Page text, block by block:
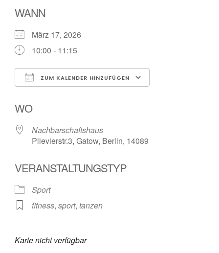
WANN
März 17, 2026
10:00 - 11:15
ZUM KALENDER HINZUFÜGEN
WO
Nachbarschaftshaus
Plievierstr.3, Gatow, Berlin, 14089
VERANSTALTUNGSTYP
Sport
fitness, sport, tanzen
Karte nicht verfügbar